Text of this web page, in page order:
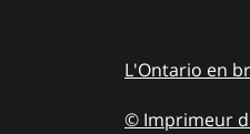
L'Ontario en
© Imprimeur